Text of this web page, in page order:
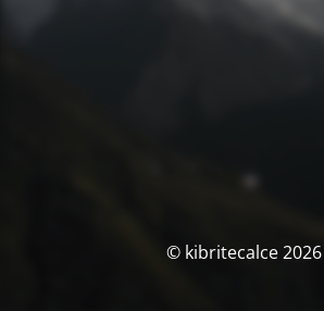
© kibritecalce 2026